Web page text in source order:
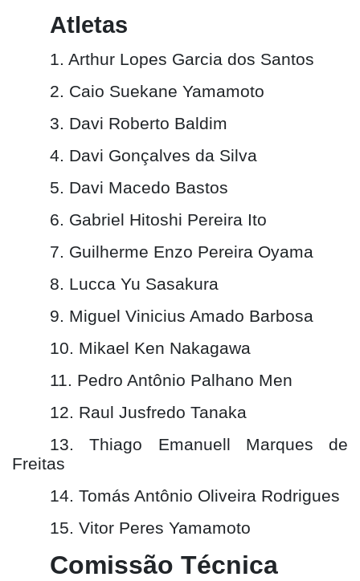
Atletas
1. Arthur Lopes Garcia dos Santos
2. Caio Suekane Yamamoto
3. Davi Roberto Baldim
4. Davi Gonçalves da Silva
5. Davi Macedo Bastos
6. Gabriel Hitoshi Pereira Ito
7. Guilherme Enzo Pereira Oyama
8. Lucca Yu Sasakura
9. Miguel Vinicius Amado Barbosa
10. Mikael Ken Nakagawa
11. Pedro Antônio Palhano Men
12. Raul Jusfredo Tanaka
13. Thiago Emanuell Marques de
Freitas
14. Tomás Antônio Oliveira Rodrigues
15. Vitor Peres Yamamoto
Comissão Técnica